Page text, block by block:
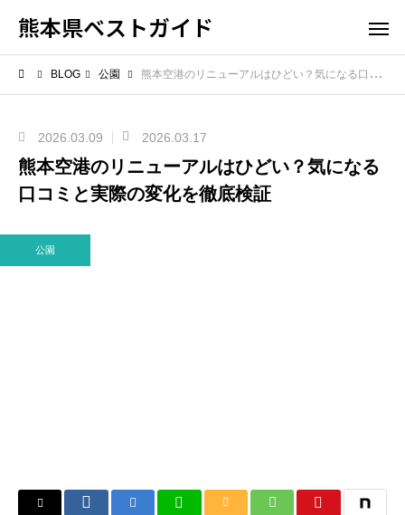
熊本県ベストガイド
BLOG 公園 熊本空港のリニューアルはひどい？気になる口コミと実際の変化を徹底検証
2026.03.09 2026.03.17
熊本空港のリニューアルはひどい？気になる
口コミと実際の変化を徹底検証
公園